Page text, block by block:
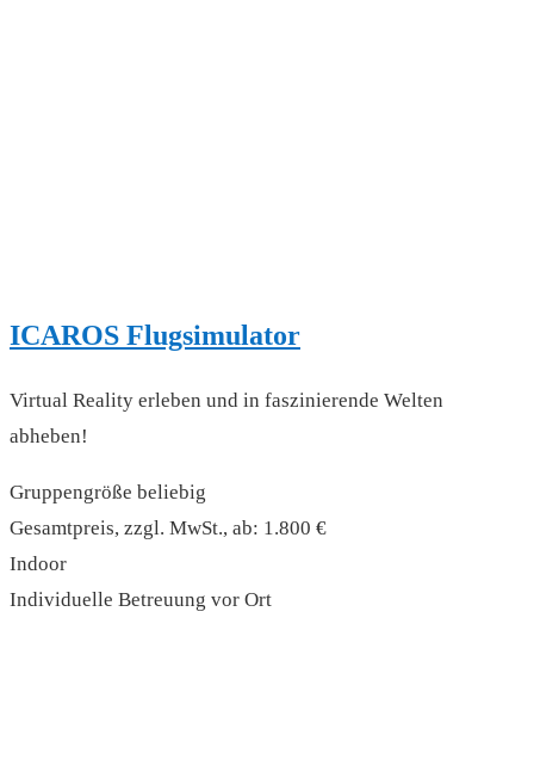
ICAROS Flugsimulator
Virtual Reality erleben und in faszinierende Welten
abheben!
Gruppengröße beliebig
Gesamtpreis, zzgl. MwSt., ab: 1.800 €
Indoor
Individuelle Betreuung vor Ort